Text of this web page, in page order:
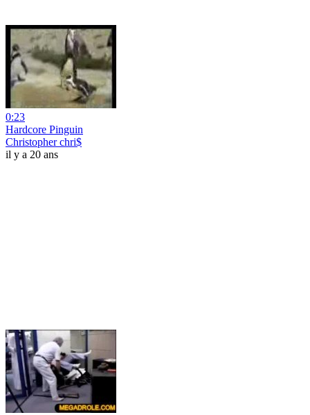
0:23
Hardcore Pinguin
Christopher chri$
il y a 20 ans